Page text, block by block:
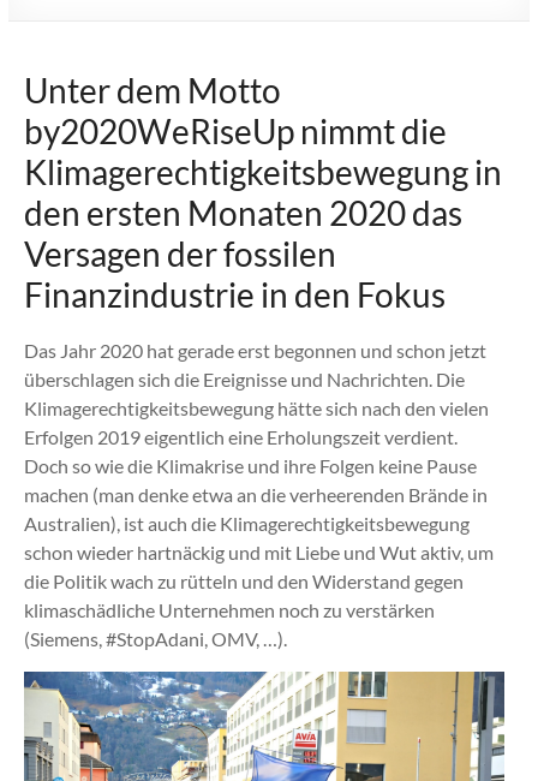
Unter dem Motto
by2020WeRiseUp nimmt die
Klimagerechtigkeitsbewegung in
den ersten Monaten 2020 das
Versagen der fossilen
Finanzindustrie in den Fokus
Das Jahr 2020 hat gerade erst begonnen und schon jetzt
überschlagen sich die Ereignisse und Nachrichten. Die
Klimagerechtigkeitsbewegung hätte sich nach den vielen
Erfolgen 2019 eigentlich eine Erholungszeit verdient.
Doch so wie die Klimakrise und ihre Folgen keine Pause
machen (man denke etwa an die verheerenden Brände in
Australien), ist auch die Klimagerechtigkeitsbewegung
schon wieder hartnäckig und mit Liebe und Wut aktiv, um
die Politik wach zu rütteln und den Widerstand gegen
klimaschädliche Unternehmen noch zu verstärken
(Siemens, #StopAdani, OMV, …).